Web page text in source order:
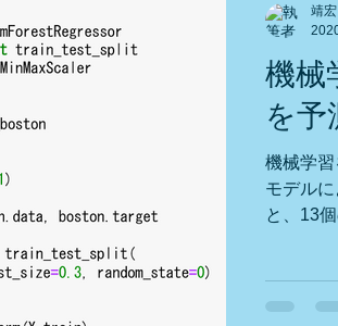
機械
を予
機械学
モデル
と、13
靖